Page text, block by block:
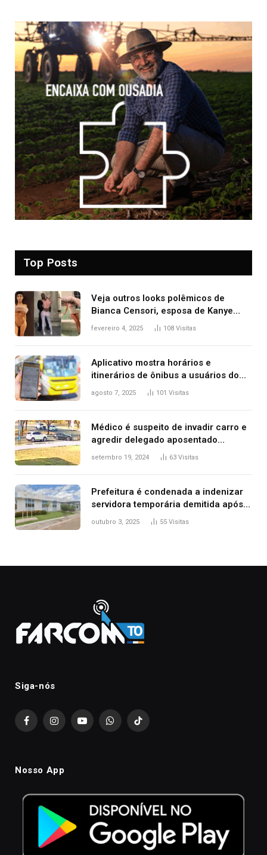
Top Posts
Veja outros looks polêmicos de
Bianca Censori, esposa de Kanye
West que apareceu nua no Grammy
fevereiro 4, 2025 108 Visitas
Aplicativo mostra horários e
itinerários de ônibus a usuários do
transporte público de Palmas; confira
agosto 7, 2025 101 Visitas
Médico é suspeito de invadir carro e
agredir delegado aposentado
durante confusão no trânsito
setembro 19, 2024 63 Visitas
Prefeitura é condenada a indenizar
servidora temporária demitida após
nascimento da filha
outubro 3, 2025 55 Visitas
Siga-nós
FacebookInstagramYouTubeWhatsAppTikTok
Nosso App